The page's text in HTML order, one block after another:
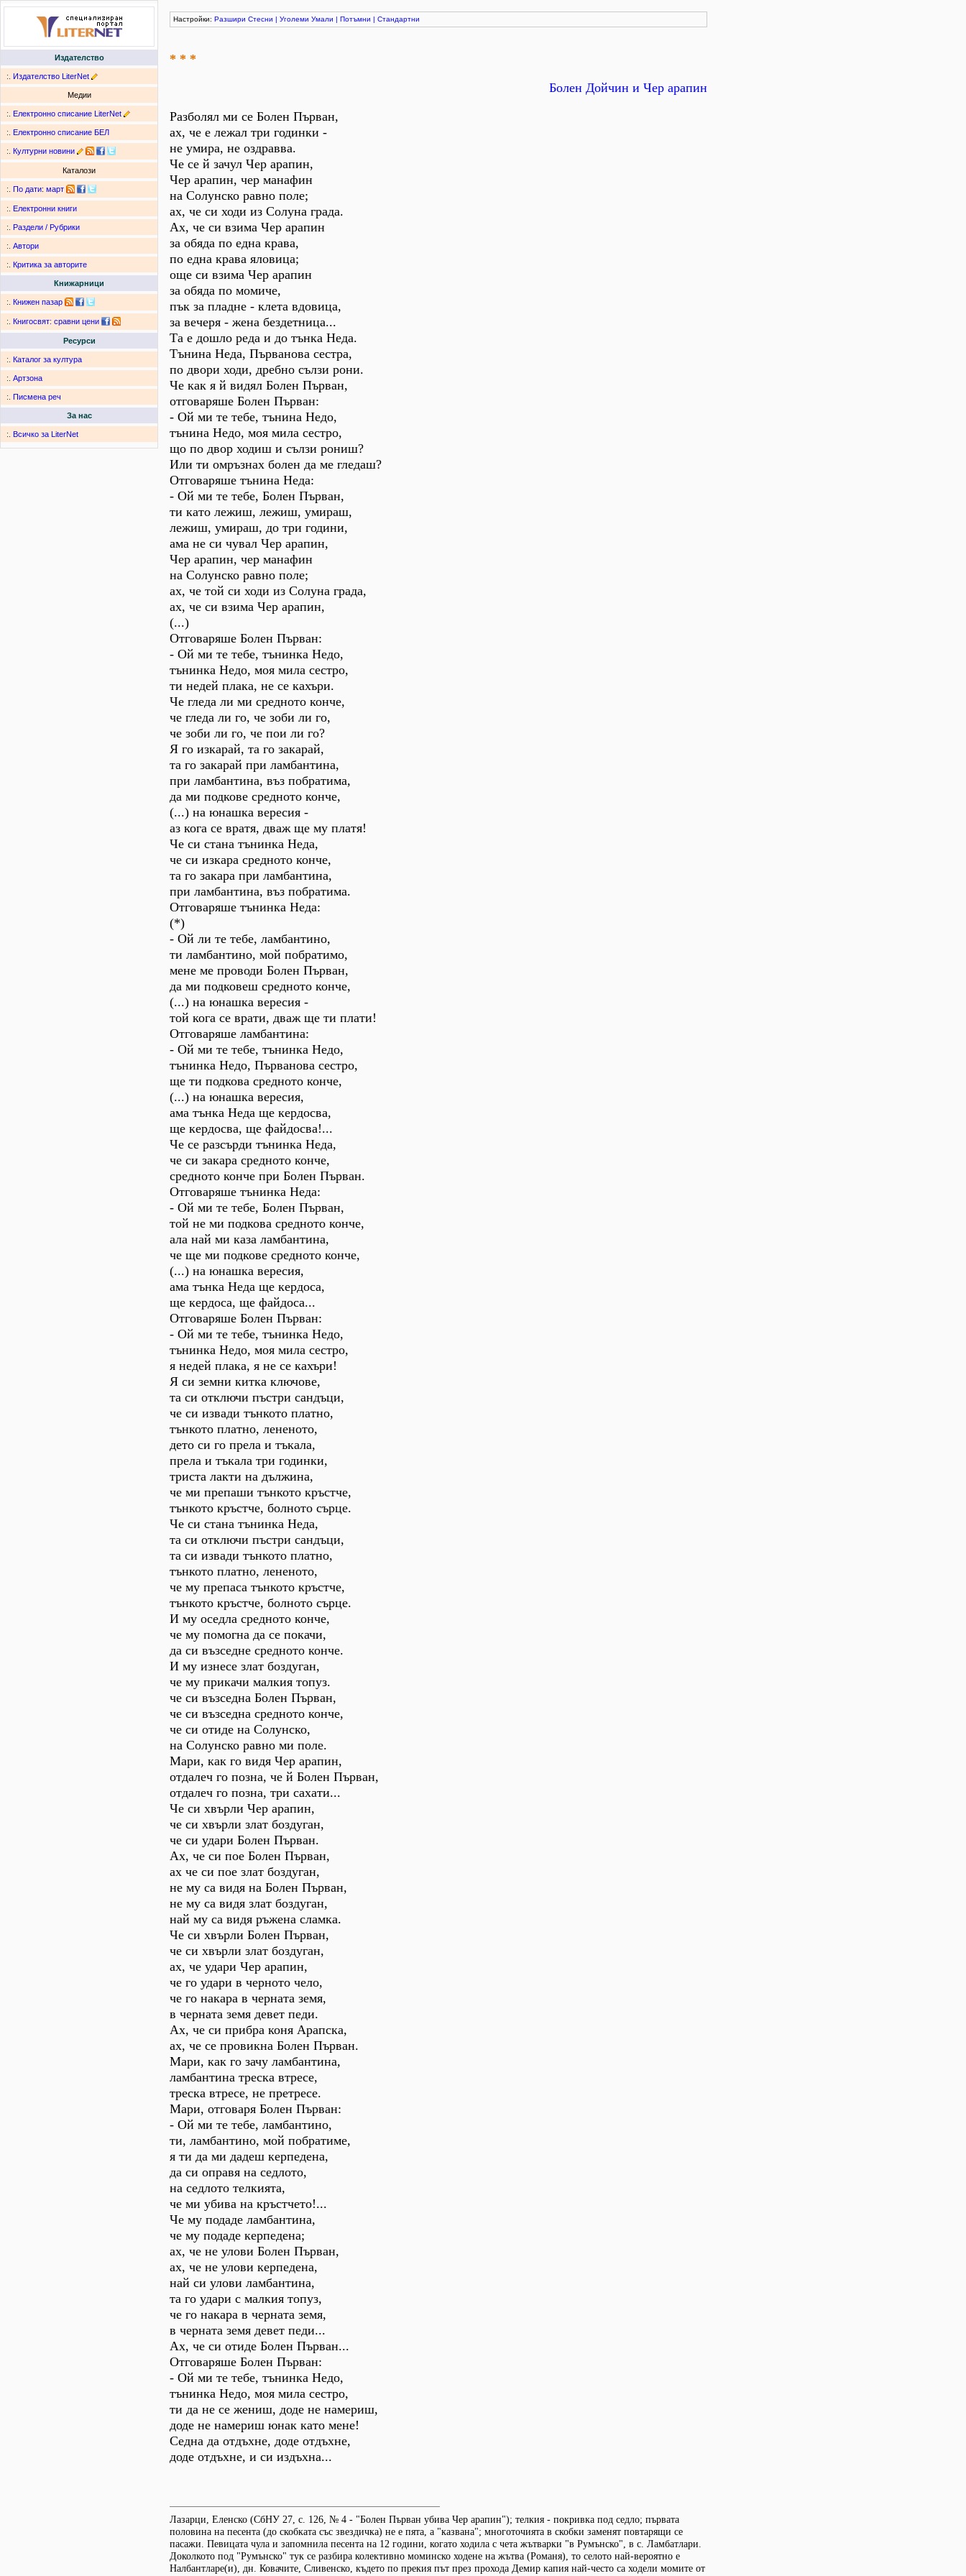
Издателство
:. Издателство LiterNet
Медии
:. Електронно списание LiterNet
:. Електронно списание БЕЛ
:. Културни новини
Каталози
:. По дати: март
:. Електронни книги
:. Раздели / Рубрики
:. Автори
:. Критика за авторите
Книжарници
:. Книжен пазар
:. Книгосвят: сравни цени
Ресурси
:. Каталог за култура
:. Артзона
:. Писмена реч
За нас
:. Всичко за LiterNet
Настройки: Разшири Стесни | Уголеми Умали | Потъмни | Стандартни
* * *
Болен Дойчин и Чер арапин
Разболял ми се Болен Първан,
ах, че е лежал три годинки -
не умира, не оздравва.
Че се й зачул Чер арапин,
Чер арапин, чер манафин
на Солунско равно поле;
ах, че си ходи из Солуна града.
Ах, че си взима Чер арапин
за обяда по една крава,
по една крава яловица;
още си взима Чер арапин
за обяда по момиче,
пък за пладне - клета вдовица,
за вечеря - жена бездетница...
Та е дошло реда и до тънка Неда.
Тънина Неда, Първанова сестра,
по двори ходи, дребно сълзи рони.
Че как я й видял Болен Първан,
отговаряше Болен Първан:
- Ой ми те тебе, тънина Недо,
тънина Недо, моя мила сестро,
що по двор ходиш и сълзи рониш?
Или ти омръзнах болен да ме гледаш?
Отговаряше тънина Неда:
- Ой ми те тебе, Болен Първан,
ти като лежиш, лежиш, умираш,
лежиш, умираш, до три години,
ама не си чувал Чер арапин,
Чер арапин, чер манафин
на Солунско равно поле;
ах, че той си ходи из Солуна града,
ах, че си взима Чер арапин,
(...)
Отговаряше Болен Първан:
- Ой ми те тебе, тънинка Недо,
тънинка Недо, моя мила сестро,
ти недей плака, не се кахъри.
Че гледа ли ми средното конче,
че гледа ли го, че зоби ли го,
че зоби ли го, че пои ли го?
Я го изкарай, та го закарай,
та го закарай при ламбантина,
при ламбантина, въз побратима,
да ми подкове средното конче,
(...) на юнашка вересия -
аз кога се вратя, дваж ще му платя!
Че си стана тънинка Неда,
че си изкара средното конче,
та го закара при ламбантина,
при ламбантина, въз побратима.
Отговаряше тънинка Неда:
(*)
- Ой ли те тебе, ламбантино,
ти ламбантино, мой побратимо,
мене ме проводи Болен Първан,
да ми подковеш средното конче,
(...) на юнашка вересия -
той кога се врати, дваж ще ти плати!
Отговаряше ламбантина:
- Ой ми те тебе, тънинка Недо,
тънинка Недо, Първанова сестро,
ще ти подкова средното конче,
(...) на юнашка вересия,
ама тънка Неда ще кердосва,
ще кердосва, ще файдосва!...
Че се разсърди тънинка Неда,
че си закара средното конче,
средното конче при Болен Първан.
Отговаряше тънинка Неда:
- Ой ми те тебе, Болен Първан,
той не ми подкова средното конче,
ала най ми каза ламбантина,
че ще ми подкове средното конче,
(...) на юнашка вересия,
ама тънка Неда ще кердоса,
ще кердоса, ще файдоса...
Отговаряше Болен Първан:
- Ой ми те тебе, тънинка Недо,
тънинка Недо, моя мила сестро,
я недей плака, я не се кахъри!
Я си земни китка ключове,
та си отключи пъстри сандъци,
че си извади тънкото платно,
тънкото платно, лененото,
дето си го прела и тъкала,
прела и тъкала три годинки,
триста лакти на дължина,
че ми препаши тънкото кръстче,
тънкото кръстче, болното сърце.
Че си стана тънинка Неда,
та си отключи пъстри сандъци,
та си извади тънкото платно,
тънкото платно, лененото,
че му препаса тънкото кръстче,
тънкото кръстче, болното сърце.
И му оседла средното конче,
че му помогна да се покачи,
да си възседне средното конче.
И му изнесе злат боздуган,
че му прикачи малкия топуз.
че си възседна Болен Първан,
че си възседна средното конче,
че си отиде на Солунско,
на Солунско равно ми поле.
Мари, как го видя Чер арапин,
отдалеч го позна, че й Болен Първан,
отдалеч го позна, три сахати...
Че си хвърли Чер арапин,
че си хвърли злат боздуган,
че си удари Болен Първан.
Ах, че си пое Болен Първан,
ах че си пое злат боздуган,
не му са видя на Болен Първан,
не му са видя злат боздуган,
най му са видя ръжена сламка.
Че си хвърли Болен Първан,
че си хвърли злат боздуган,
ах, че удари Чер арапин,
че го удари в черното чело,
че го накара в черната земя,
в черната земя девет педи.
Ах, че си прибра коня Арапска,
ах, че се провикна Болен Първан.
Мари, как го зачу ламбантина,
ламбантина треска втресе,
треска втресе, не претресе.
Мари, отговаря Болен Първан:
- Ой ми те тебе, ламбантино,
ти, ламбантино, мой побратиме,
я ти да ми дадеш керпедена,
да си оправя на седлото,
на седлото телкията,
че ми убива на кръстчето!...
Че му подаде ламбантина,
че му подаде керпедена;
ах, че не улови Болен Първан,
ах, че не улови керпедена,
най си улови ламбантина,
та го удари с малкия топуз,
че го накара в черната земя,
в черната земя девет педи...
Ах, че си отиде Болен Първан...
Отговаряше Болен Първан:
- Ой ми те тебе, тънинка Недо,
тънинка Недо, моя мила сестро,
ти да не се жениш, доде не намериш,
доде не намериш юнак като мене!
Седна да отдъхне, доде отдъхне,
доде отдъхне, и си издъхна...
Лазарци, Еленско (СбНУ 27, с. 126, № 4 - "Болен Първан убива Чер арапин"); телкия - покривка под седло; първата
половина на песента (до скобката със звездичка) не е пята, а "казвана"; многоточията в скобки заменят повтарящи се
пасажи. Певицата чула и запомнила песента на 12 години, когато ходила с чета жътварки "в Румънско", в с. Ламбатлари.
Доколкото под "Румънско" тук се разбира колективно моминско ходене на жътва (Романя), то селото най-вероятно е
Налбантларе(и), дн. Ковачите, Сливенско, където по прекия път през прохода Демир капия най-често са ходели момите от